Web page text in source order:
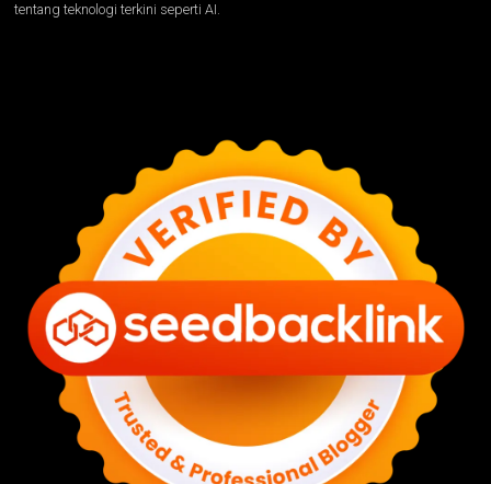
tentang teknologi terkini seperti AI.